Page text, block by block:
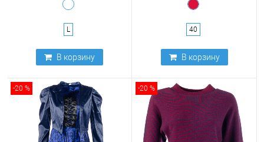
L
В корзину
40
В корзину
-20 % -20 %